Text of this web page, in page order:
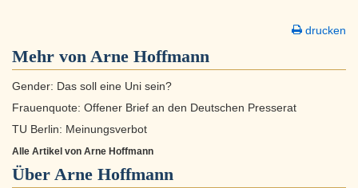
drucken
Mehr von Arne Hoffmann
Gender: Das soll eine Uni sein?
Frauenquote: Offener Brief an den Deutschen Presserat
TU Berlin: Meinungsverbot
Alle Artikel von Arne Hoffmann
Über Arne Hoffmann